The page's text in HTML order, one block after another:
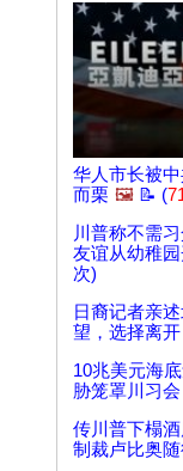
华人市长被
而栗 🖼️ 📝 (
川普称不需
友谊从幼稚
次)
日裔记者亲
望，选择离
10兆美元海
胁笼罩川习
传川普下榻
制裁卢比奥